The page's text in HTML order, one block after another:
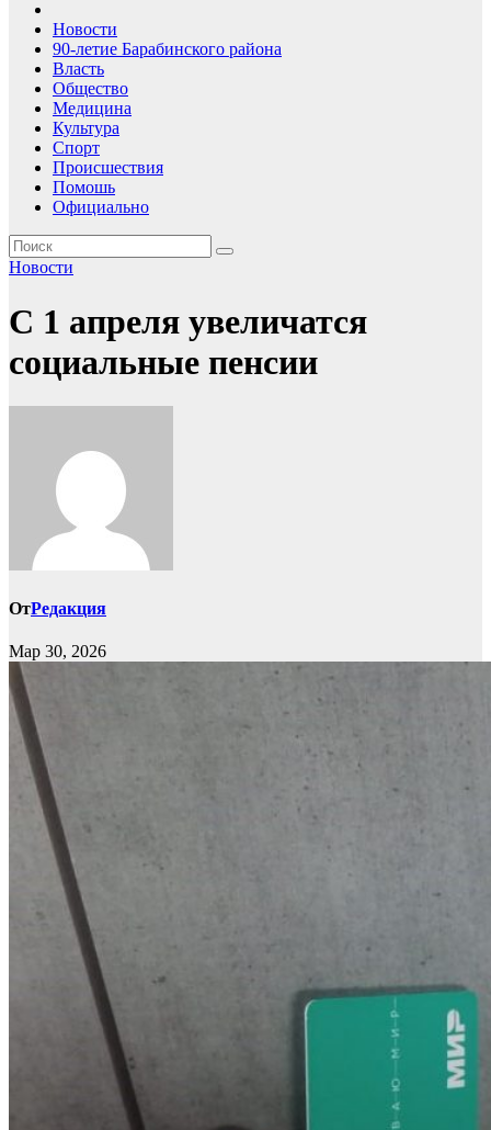
Новости
90-летие Барабинского района
Власть
Общество
Медицина
Культура
Спорт
Происшествия
Помошь
Официально
Новости
С 1 апреля увеличатся
социальные пенсии
ОтРедакция
Мар 30, 2026